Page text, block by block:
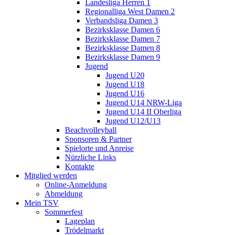
Landesliga Herren 1
Regionalliga West Damen 2
Verbandsliga Damen 3
Bezirksklasse Damen 6
Bezirksklasse Damen 7
Bezirksklasse Damen 8
Bezirksklasse Damen 9
Jugend
Jugend U20
Jugend U18
Jugend U16
Jugend U14 NRW-Liga
Jugend U14 II Oberliga
Jugend U12/U13
Beachvolleyball
Sponsoren & Partner
Spielorte und Anreise
Nützliche Links
Kontakte
Mitglied werden
Online-Anmeldung
Abmeldung
Mein TSV
Sommerfest
Lageplan
Trödelmarkt